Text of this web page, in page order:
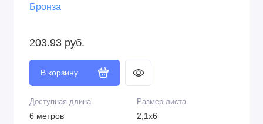
Бронза
203.93 руб.
В корзину
Доступная длина
6 метров
Размер листа
2,1х6